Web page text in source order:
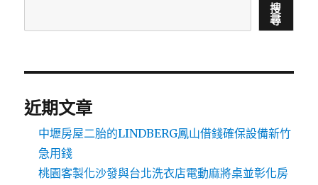
搜
尋
近期文章
中壢房屋二胎的LINDBERG鳳山借錢確保設備新竹
急用錢
桃園客製化沙發與台北洗衣店電動麻將桌並彰化房